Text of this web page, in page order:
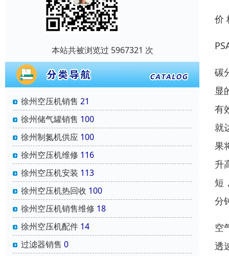
本站共被浏览过 5967321 次
徐州空压机销售 21
徐州储气罐销售 100
徐州制氮机供应 100
徐州空压机维修 116
徐州空压机安装 113
徐州空压机热回收 100
徐州空压机销售维修 18
徐州空压机配件 14
过滤器销售 0
价
碳
显
有
就
果
升
短
分
空
透